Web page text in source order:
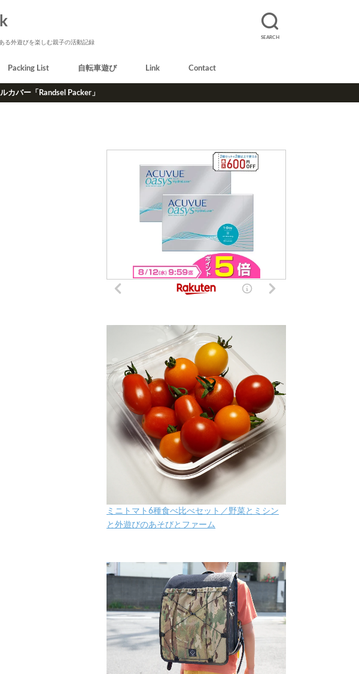
SEARCH
る外遊びを楽しむ親子の活動記録
Packing List 自転車遊び Link Contact
カバー「Randsel Packer」
ミニトマト6種食べ比べセット／野菜とミシン
と外遊びのあそびとファーム